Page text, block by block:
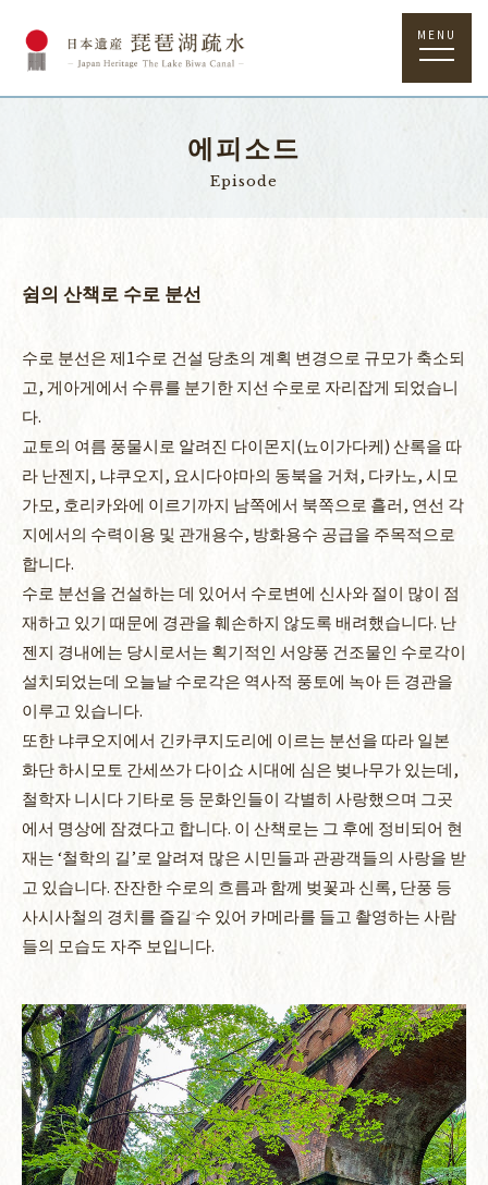
MENU
에피소드
Episode
쉼의 산책로 수로 분선
수로 분선은 제1수로 건설 당초의 계획 변경으로 규모가 축소되
고, 게아게에서 수류를 분기한 지선 수로로 자리잡게 되었습니
다.
교토의 여름 풍물시로 알려진 다이몬지(뇨이가다케) 산록을 따
라 난젠지, 냐쿠오지, 요시다야마의 동북을 거쳐, 다카노, 시모
가모, 호리카와에 이르기까지 남쪽에서 북쪽으로 흘러, 연선 각
지에서의 수력이용 및 관개용수, 방화용수 공급을 주목적으로
합니다.
수로 분선을 건설하는 데 있어서 수로변에 신사와 절이 많이 점
재하고 있기 때문에 경관을 훼손하지 않도록 배려했습니다. 난
젠지 경내에는 당시로서는 획기적인 서양풍 건조물인 수로각이
설치되었는데 오늘날 수로각은 역사적 풍토에 녹아 든 경관을
이루고 있습니다.
또한 냐쿠오지에서 긴카쿠지도리에 이르는 분선을 따라 일본
화단 하시모토 간세쓰가 다이쇼 시대에 심은 벚나무가 있는데,
철학자 니시다 기타로 등 문화인들이 각별히 사랑했으며 그곳
에서 명상에 잠겼다고 합니다. 이 산책로는 그 후에 정비되어 현
재는 ‘철학의 길’로 알려져 많은 시민들과 관광객들의 사랑을 받
고 있습니다. 잔잔한 수로의 흐름과 함께 벚꽃과 신록, 단풍 등
사시사철의 경치를 즐길 수 있어 카메라를 들고 촬영하는 사람
들의 모습도 자주 보입니다.